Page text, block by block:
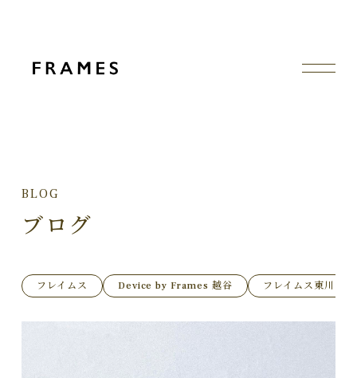
BLOG
ブログ
フレイムス Device by Frames 越谷 フレイムス東川口店